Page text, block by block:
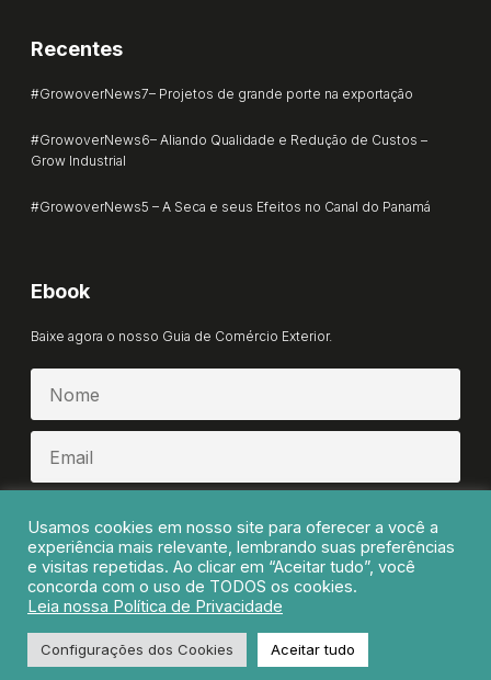
Recentes
#GrowoverNews7– Projetos de grande porte na exportação
#GrowoverNews6– Aliando Qualidade e Redução de Custos –
Grow Industrial
#GrowoverNews5 – A Seca e seus Efeitos no Canal do Panamá
Ebook
Baixe agora o nosso Guia de Comércio Exterior.
BAIXAR AGORA
growover.com.br - 2022 - Todos os direitos reservados ₢
Política de Privacidade
Usamos cookies em nosso site para oferecer a você a
experiência mais relevante, lembrando suas preferências
e visitas repetidas. Ao clicar em “Aceitar tudo”, você
concorda com o uso de TODOS os cookies.
Leia nossa Política de Privacidade
Configurações dos Cookies Aceitar tudo